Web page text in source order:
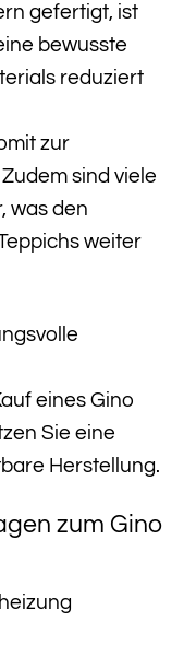
gefertigt, ist
bewusste
reduziert
zur
sind viele
was den
weiter
eines Gino
Sie eine
Herstellung.
zum Gino